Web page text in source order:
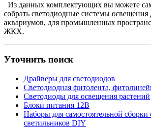
Из данных комплектующих вы можете
собрать светодиодные системы освещения
аквариумов, для промышленных
ЖКХ.
Уточнить поиск
Драйверы для светодиодов
Светодиодная фитолента,
Светодиоды для освещения растений
Блоки питания 12В
Наборы для самостоятельной
светильников DIY